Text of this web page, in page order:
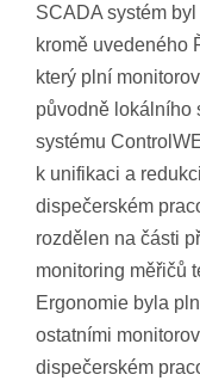
SCADA systém
kromě uvedeného
který plní
původně lokálního
systému
k unifikaci a
dispečerském
rozdělen na části
monitoring měřičů
Ergonomie byla
ostatními
dispečerském